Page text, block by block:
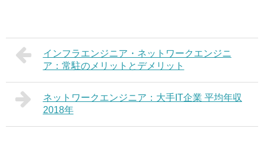
インフラエンジニア・ネットワークエンジニ
ア：常駐のメリットとデメリット
ネットワークエンジニア：大手IT企業 平均年収
2018年